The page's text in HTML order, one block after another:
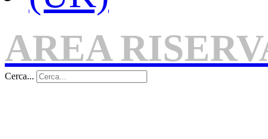
AREA
Cerca...